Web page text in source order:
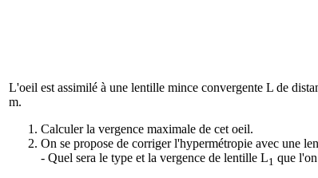
L'oeil est assimilé à une lentille mince convergente L de
m.
Calculer la vergence maximale de cet oeil.
On se propose de corriger l'hypermétropie avec une
- Quel sera le type et la vergence de lentille L1 que